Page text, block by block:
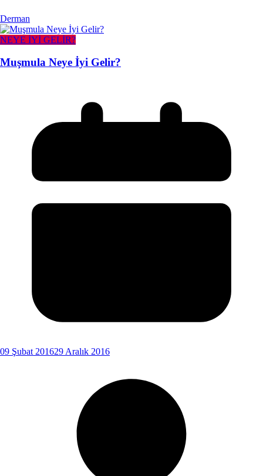
Derman
NEYE İYİ GELİR?
Muşmula Neye İyi Gelir?
09 Şubat 201629 Aralık 2016